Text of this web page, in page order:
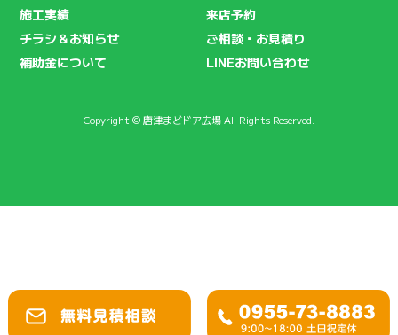
施工実績
チラシ＆お知らせ
補助金について
来店予約
ご相談・お見積り
LINEお問い合わせ
Copyright © 唐津まどドア広場 All Rights Reserved.